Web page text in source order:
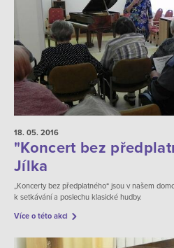
18. 05. 2016
"Koncert bez
Jílka
„Koncerty bez předplatného“ jsou v našem
k setkávání a poslechu klasické hudby.
Více o této akci